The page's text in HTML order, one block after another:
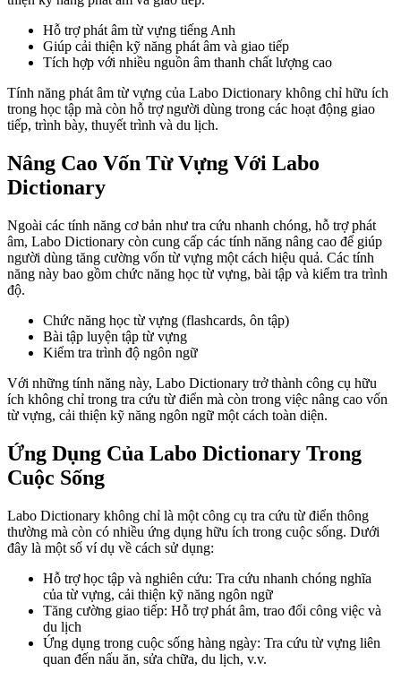
Hỗ trợ phát âm từ vựng tiếng Anh
Giúp cải thiện kỹ năng phát âm và giao tiếp
Tích hợp với nhiều nguồn âm thanh chất lượng cao
Tính năng phát âm từ vựng của Labo Dictionary không chỉ hữu ích
trong học tập mà còn hỗ trợ người dùng trong các hoạt động giao
tiếp, trình bày, thuyết trình và du lịch.
Nâng Cao Vốn Từ Vựng Với Labo
Dictionary
Ngoài các tính năng cơ bản như tra cứu nhanh chóng, hỗ trợ phát
âm, Labo Dictionary còn cung cấp các tính năng nâng cao để giúp
người dùng tăng cường vốn từ vựng một cách hiệu quả. Các tính
năng này bao gồm chức năng học từ vựng, bài tập và kiểm tra trình
độ.
Chức năng học từ vựng (flashcards, ôn tập)
Bài tập luyện tập từ vựng
Kiểm tra trình độ ngôn ngữ
Với những tính năng này, Labo Dictionary trở thành công cụ hữu
ích không chỉ trong tra cứu từ điển mà còn trong việc nâng cao vốn
từ vựng, cải thiện kỹ năng ngôn ngữ một cách toàn diện.
Ứng Dụng Của Labo Dictionary Trong
Cuộc Sống
Labo Dictionary không chỉ là một công cụ tra cứu từ điển thông
thường mà còn có nhiều ứng dụng hữu ích trong cuộc sống. Dưới
đây là một số ví dụ về cách sử dụng:
Hỗ trợ học tập và nghiên cứu: Tra cứu nhanh chóng nghĩa
của từ vựng, cải thiện kỹ năng ngôn ngữ
Tăng cường giao tiếp: Hỗ trợ phát âm, trao đổi công việc và
du lịch
Ứng dụng trong cuộc sống hàng ngày: Tra cứu từ vựng liên
quan đến nấu ăn, sửa chữa, du lịch, v.v.